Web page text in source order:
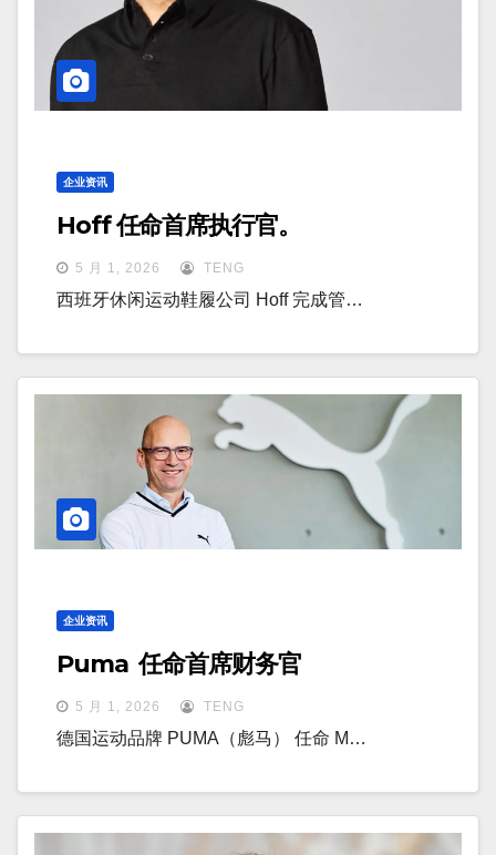
企业资讯
Hoff 任命首席执行官。
5 月 1, 2026 TENG
西班牙休闲运动鞋履公司 Hoff 完成管…
企业资讯
Puma 任命首席财务官
5 月 1, 2026 TENG
德国运动品牌 PUMA（彪马） 任命 M…